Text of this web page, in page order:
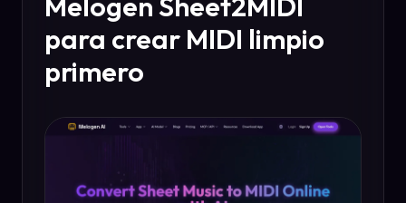
para crear MIDI limpio
primero